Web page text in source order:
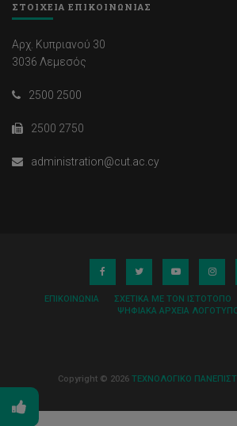
ΣΤΟΙΧΕΙΑ ΕΠΙΚΟΙΝΩΝΙΑΣ
Αρχ. Κυπριανού 30
3036 Λεμεσός
2500 2500
2500 2750
administration@cut.ac.cy
ΕΠΙΚΟΙΝΩΝΊΑ ΣΧΕΤΙΚΆ ΜΕ ΤΟΝ ΙΣΤΌΤΟΠΟ
ΨΗΦΙΑΚΆ ΑΡΧΕΊΑ
Copyright © 2026 ΤΕΧΝΟΛΟΓΙΚΟ